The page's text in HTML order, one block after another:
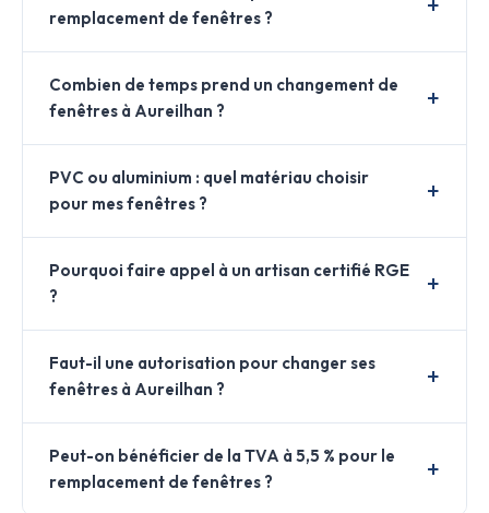
remplacement de fenêtres ?
Combien de temps prend un changement de
fenêtres à Aureilhan ?
PVC ou aluminium : quel matériau choisir
pour mes fenêtres ?
Pourquoi faire appel à un artisan certifié RGE
?
Faut-il une autorisation pour changer ses
fenêtres à Aureilhan ?
Peut-on bénéficier de la TVA à 5,5 % pour le
remplacement de fenêtres ?